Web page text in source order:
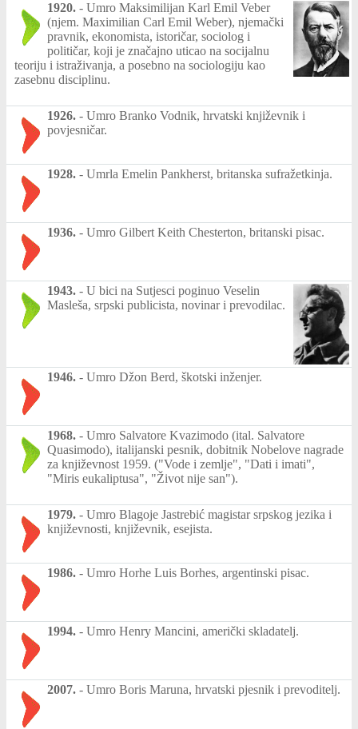
1920. - Umro Maksimilijan Karl Emil Veber
(njem. Maximilian Carl Emil Weber), njemački
pravnik, ekonomista, istoričar, sociolog i
političar, koji je značajno uticao na socijalnu
teoriju i istraživanja, a posebno na sociologiju kao
zasebnu disciplinu.
1926. - Umro Branko Vodnik, hrvatski književnik i
povjesničar.
1928. - Umrla Emelin Pankherst, britanska sufražetkinja.
1936. - Umro Gilbert Keith Chesterton, britanski pisac.
1943. - U bici na Sutjesci poginuo Veselin
Masleša, srpski publicista, novinar i prevodilac.
1946. - Umro Džon Berd, škotski inženjer.
1968. - Umro Salvatore Kvazimodo (ital. Salvatore
Quasimodo), italijanski pesnik, dobitnik Nobelove nagrade
za književnost 1959. ("Vode i zemlje", "Dati i imati",
"Miris eukaliptusa", "Život nije san").
1979. - Umro Blagoje Jastrebić magistar srpskog jezika i
književnosti, književnik, esejista.
1986. - Umro Horhe Luis Borhes, argentinski pisac.
1994. - Umro Henry Mancini, američki skladatelj.
2007. - Umro Boris Maruna, hrvatski pjesnik i prevoditelj.